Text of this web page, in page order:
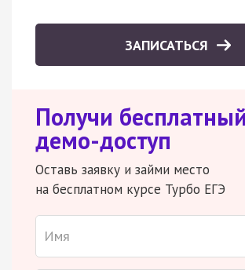
ЗАПИСАТЬСЯ
Получи бесплатный
демо-доступ
Оставь заявку и займи место
на бесплатном курсе Турбо ЕГЭ